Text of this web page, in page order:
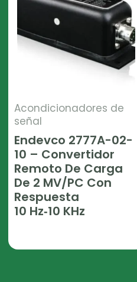
Acondicionadores de
señal
Endevco 2777A-02-
10 – Convertidor
Remoto De Carga
De 2 MV/pC Con
Respuesta
10 Hz‑10 KHz